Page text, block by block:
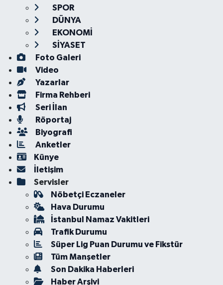
SPOR
DÜNYA
EKONOMİ
SİYASET
Foto Galeri
Video
Yazarlar
Firma Rehberi
Seri İlan
Röportaj
Biyografi
Anketler
Künye
İletişim
Servisler
Nöbetçi Eczaneler
Hava Durumu
İstanbul Namaz Vakitleri
Trafik Durumu
Süper Lig Puan Durumu ve Fikstür
Tüm Manşetler
Son Dakika Haberleri
Haber Arşivi